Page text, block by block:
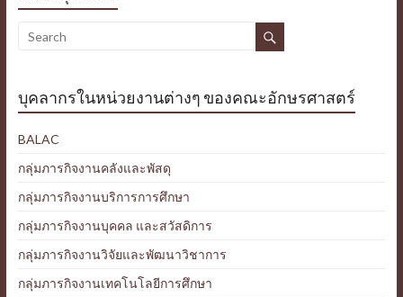
บุคลากรในหน่วยงานต่างๆ ของคณะอักษรศาสตร์
BALAC
กลุ่มภารกิจงานคลังและพัสดุ
กลุ่มภารกิจงานบริการการศึกษา
กลุ่มภารกิจงานบุคคล และสวัสดิการ
กลุ่มภารกิจงานวิจัยและพัฒนาวิชาการ
กลุ่มภารกิจงานเทคโนโลยีการศึกษา